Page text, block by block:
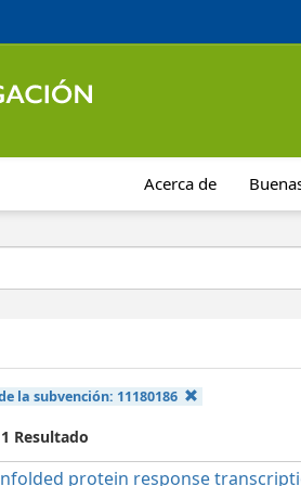
Acerca de
la subvención: 11180186
Resultado
protein response